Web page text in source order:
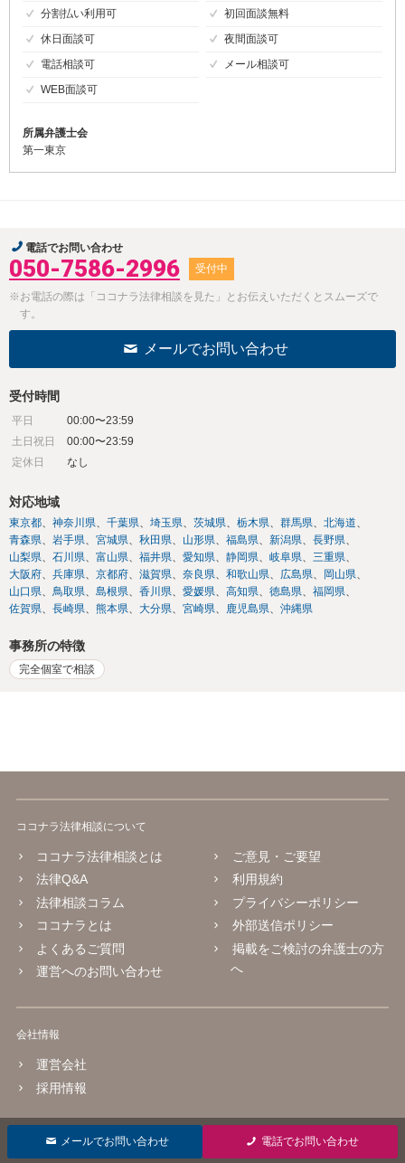
分割払い利用可
初回面談無料
休日面談可
夜間面談可
電話相談可
メール相談可
WEB面談可
所属弁護士会
第一東京
電話でお問い合わせ
050-7586-2996 受付中
※お電話の際は「ココナラ法律相談を見た」とお伝えいただくとスムーズで
す。
メールでお問い合わせ
受付時間
平日
00:00〜23:59
土日祝日
00:00〜23:59
定休日
なし
対応地域
東京都 神奈川県 千葉県 埼玉県 茨城県 栃木県 群馬県
北海道
青森県
岩手県 宮城県 秋田県 山形県 福島県 新潟県
長野県
山梨県
石川県 富山県 福井県 愛知県 静岡県 岐阜県
三重県
大阪府
兵庫県 京都府 滋賀県 奈良県 和歌山県 広島県
岡山県
山口県
鳥取県 島根県 香川県 愛媛県 高知県 徳島県
福岡県
佐賀県
長崎県 熊本県 大分県 宮崎県 鹿児島県 沖縄県
事務所の特徴
完全個室で相談
メールでお問い合わせ 電話でお問い合わせ
ココナラ法律相談について
ココナラ法律相談とは
法律Q&A
法律相談コラム
ココナラとは
よくあるご質問
運営へのお問い合わせ
ご意見・ご要望
利用規約
プライバシーポリシー
外部送信ポリシー
掲載をご検討の弁護士の方
へ
会社情報
運営会社
採用情報